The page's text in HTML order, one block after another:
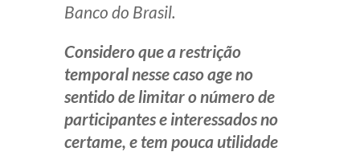
Banco do Brasil.
Considero que a restrição
temporal nesse caso age no
sentido de limitar o número de
participantes e interessados no
certame, e tem pouca utilidade